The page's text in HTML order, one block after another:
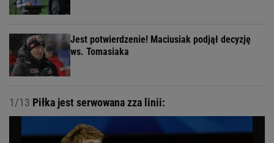
Jest potwierdzenie! Maciusiak podjął decyzję
ws. Tomasiaka
1/13 Piłka jest serwowana zza linii: